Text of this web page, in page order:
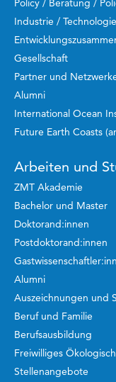
Industrie /
Gesellschaft
Partner und
Alumni
International Ocean
Future Earth Coasts
Arbeiten und
ZMT Akademie
Bachelor und Master
Doktorand:innen
Postdoktorand:innen
Alumni
Auszeichnungen und
Beruf und Familie
Berufsausbildung
Freiwilliges
Stellenangebote